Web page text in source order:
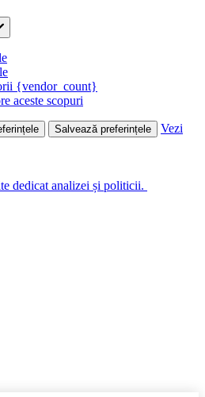
{vendor_count}
aceste scopuri
Salvează preferințele
Vezi
dedicat analizei și politicii.